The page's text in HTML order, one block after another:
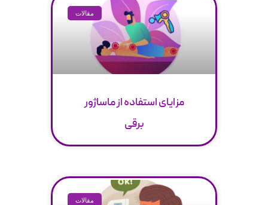
مقالات
مزایای استفاده از ماساژور
برقی
مقالات